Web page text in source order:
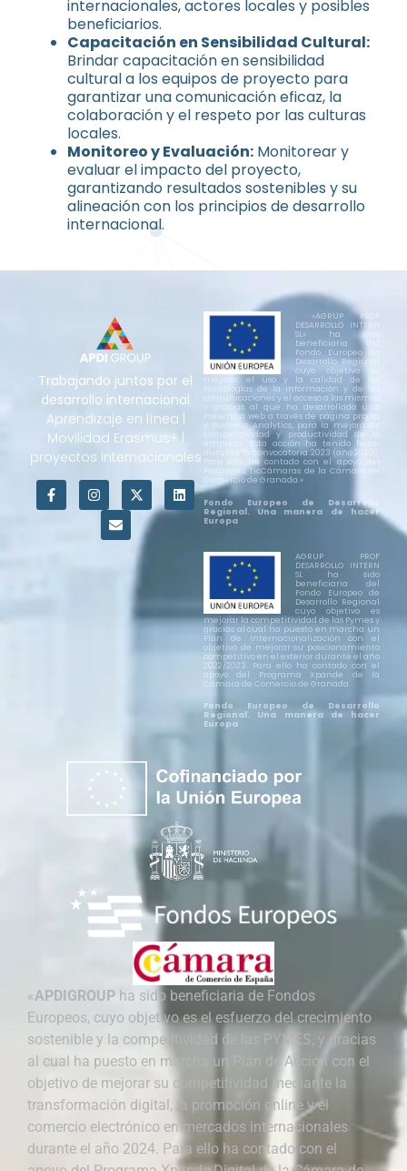
internacionales, actores locales y posibles
beneficiarios.
Capacitación en Sensibilidad Cultural:
Brindar capacitación en sensibilidad
cultural a los equipos de proyecto para
garantizar una comunicación eficaz, la
colaboración y el respeto por las culturas
locales.
Monitoreo y Evaluación:Monitorear y
evaluar el impacto del proyecto,
garantizando resultados sostenibles y su
alineación con los principios de desarrollo
internacional.
Trabajando juntos por el
desarrollo internacional
Aprendizaje en línea |
Movilidad Erasmus+ |
proyectos internacionales
«AGRUP PROF
DESARROLLO INTERN
SL» ha sido
beneficiaria del
Fondo Europeo de
Desarrollo Regional
cuyo objetivo es
mejorar el uso y la calidad de las
tecnologías de la información y de las
comunicaciones y el acceso a las mismas
y gracias al que ha desarrollado una
Presencia web a través de página propia
y Business Analytics, para la mejora de
competitividad y productividad de la
empresa. Esta acción ha tenido lugar
durante la Convocatoria 2023 (año 2023).
Para ello ha contado con el apoyo del
Programa TicCámaras de la Cámara de
Comercio de Granada.»
Fondo Europeo de Desarrollo
Regional. Una manera de hacer
Europa
AGRUP PROF
DESARROLLO INTERN
SL ha sido
beneficiaria del
Fondo Europeo de
Desarrollo Regional
cuyo objetivo es
mejorar la competitividad de las Pymes y
gracias al cual ha puesto en marcha un
Plan de Internacionalización con el
objetivo de mejorar su posicionamiento
competitivo en el exterior durante el año
2022/2023. Para ello ha contado con el
apoyo del Programa Xpande de la
Cámara de Comercio de Granada
Fondo Europeo de Desarrollo
Regional. Una manera de hacer
Europa
«APDIGROUP ha sido beneficiaria de Fondos
Europeos, cuyo objetivo es el esfuerzo del crecimiento
sostenible y la competitividad de las PYMES, y gracias
al cual ha puesto en marcha un Plan de Acción con el
objetivo de mejorar su competitividad mediante la
transformación digital, la promoción online y el
comercio electrónico en mercados internacionales
durante el año 2024. Para ello ha contado con el